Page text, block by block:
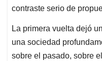
contraste serio de
La primera vuelta dejó
una sociedad
sobre el pasado, sobre